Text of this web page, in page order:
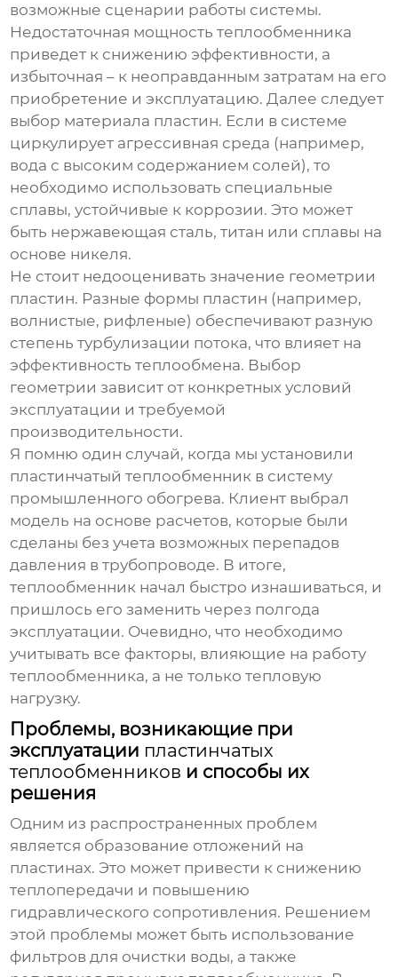
возможные сценарии работы системы.
Недостаточная мощность теплообменника
приведет к снижению эффективности, а
избыточная – к неоправданным затратам на его
приобретение и эксплуатацию. Далее следует
выбор материала пластин. Если в системе
циркулирует агрессивная среда (например,
вода с высоким содержанием солей), то
необходимо использовать специальные
сплавы, устойчивые к коррозии. Это может
быть нержавеющая сталь, титан или сплавы на
основе никеля.
Не стоит недооценивать значение геометрии
пластин. Разные формы пластин (например,
волнистые, рифленые) обеспечивают разную
степень турбулизации потока, что влияет на
эффективность теплообмена. Выбор
геометрии зависит от конкретных условий
эксплуатации и требуемой
производительности.
Я помню один случай, когда мы установили
пластинчатый теплообменник в систему
промышленного обогрева. Клиент выбрал
модель на основе расчетов, которые были
сделаны без учета возможных перепадов
давления в трубопроводе. В итоге,
теплообменник начал быстро изнашиваться, и
пришлось его заменить через полгода
эксплуатации. Очевидно, что необходимо
учитывать все факторы, влияющие на работу
теплообменника, а не только тепловую
нагрузку.
Проблемы, возникающие при
эксплуатации пластинчатых
теплообменников и способы их
решения
Одним из распространенных проблем
является образование отложений на
пластинах. Это может привести к снижению
теплопередачи и повышению
гидравлического сопротивления. Решением
этой проблемы может быть использование
фильтров для очистки воды, а также